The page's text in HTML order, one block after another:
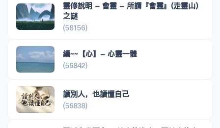
靈修說明 - 會靈 - 所謂『會靈』(走靈山)
之謎
(58156)
續~~【心】- 心靈一體
(56842)
讀別人，也讀懂自己
(56838)